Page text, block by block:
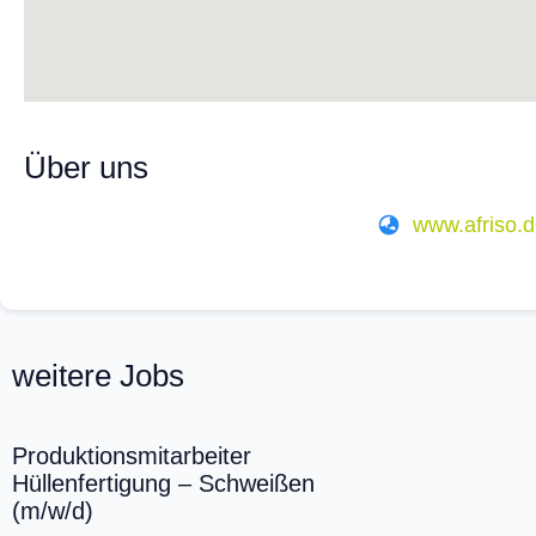
Über uns
weitere Jobs
Produktionsmitarbeiter
Hüllenfertigung – Schweißen
(m/w/d)